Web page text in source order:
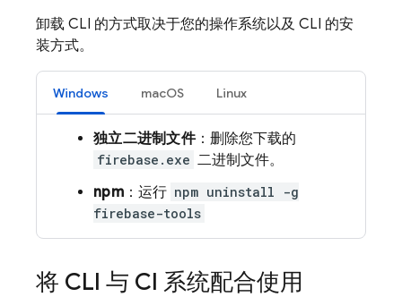
卸载 CLI 的方式取决于您的操作系统以及 CLI 的安
装方式。
Windows macOS Linux
独立二进制文件：删除您下载的
firebase.exe 二进制文件。
npm：运行 npm uninstall -g
firebase-tools
将 CLI 与 CI 系统配合使用